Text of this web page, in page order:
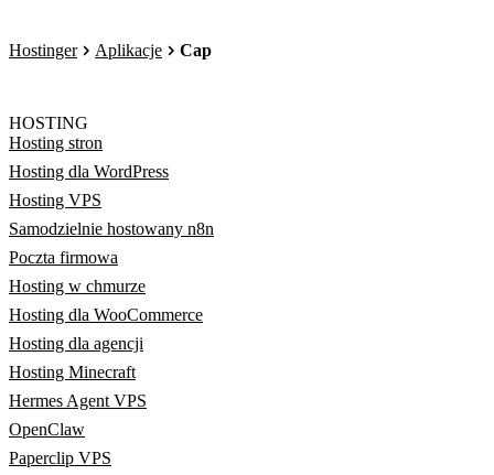
Hostinger Aplikacje Cap
HOSTING
Hosting stron
Hosting dla WordPress
Hosting VPS
Samodzielnie hostowany n8n
Poczta firmowa
Hosting w chmurze
Hosting dla WooCommerce
Hosting dla agencji
Hosting Minecraft
Hermes Agent VPS
OpenClaw
Paperclip VPS